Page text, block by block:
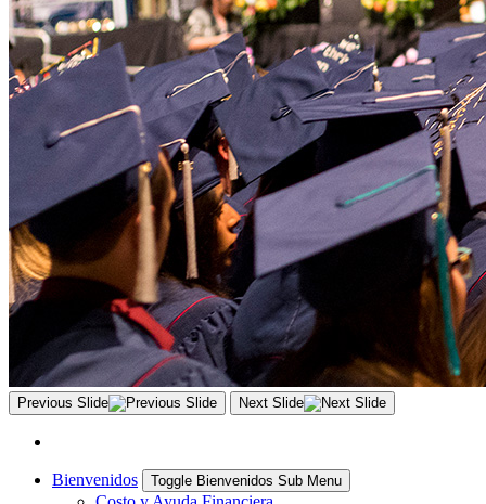
Previous Slide Next Slide
Bienvenidos Toggle Bienvenidos Sub Menu